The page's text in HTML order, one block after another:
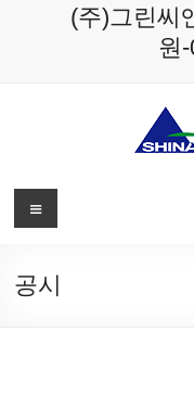
(주)그린씨
원
메
뉴
공시